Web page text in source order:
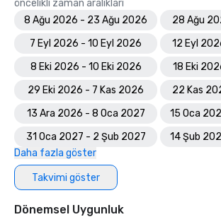
öncelikli zaman aralıkları
8 Ağu 2026 - 23 Ağu 2026
28 Ağu
7 Eyl 2026 - 10 Eyl 2026
12 Eyl
8 Eki 2026 - 10 Eki 2026
18 Eki
29 Eki 2026 - 7 Kas 2026
22 Kas
13 Ara 2026 - 8 Oca 2027
15 Oca
31 Oca 2027 - 2 Şub 2027
14 Şub
Daha fazla göster
Takvimi göster
Dönemsel Uygunluk